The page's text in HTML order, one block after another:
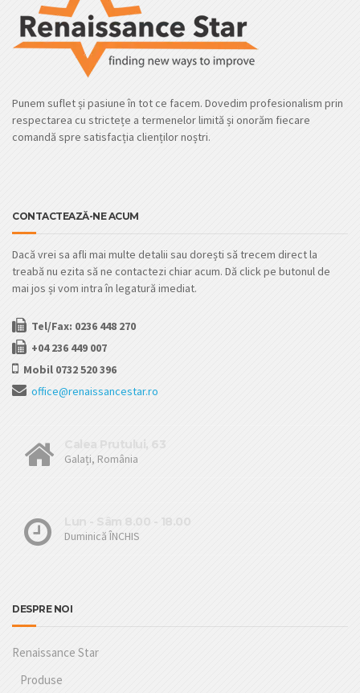
Punem suflet și pasiune în tot ce facem. Dovedim profesionalism prin
respectarea cu strictețe a termenelor limită și onorăm fiecare
comandă spre satisfacția clienților noștri.
CONTACTEAZĂ-NE ACUM
Dacă vrei sa afli mai multe detalii sau dorești să trecem direct la
treabă nu ezita să ne contactezi chiar acum. Dă click pe butonul de
mai jos și vom intra în legatură imediat.
Tel/Fax: 0236 448 270
+04 236 449 007
Mobil 0732 520 396
office@renaissancestar.ro
Galați, România
Duminică ÎNCHIS
DESPRE NOI
Renaissance Star
Produse